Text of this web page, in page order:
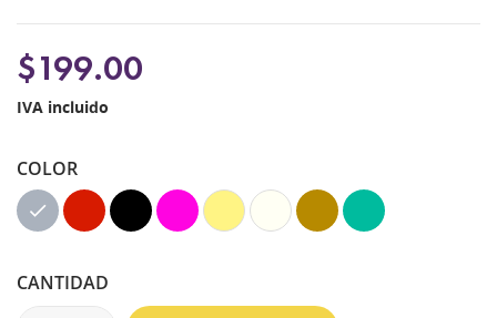
$199.00
IVA incluido
COLOR
Gris Rojo Negro Fucsia DoradoIvory Capuccino
Verde
Teel
CANTIDAD